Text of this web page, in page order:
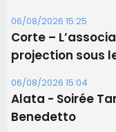
05/08/2026 09:53
Biguglia :
procession le 14
31/07/2026 08:24
Tennis - Début
RCPV